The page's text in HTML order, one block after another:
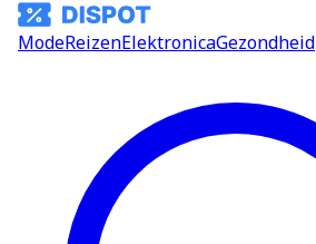
ModeReizenElektronicaGezondheid